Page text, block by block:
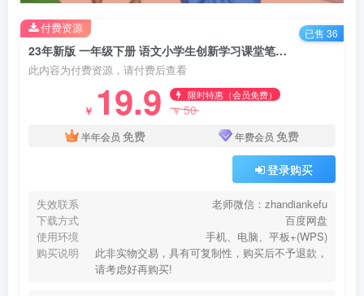
23年新版 一年级下册 语文小学生创新学习课堂笔记 百度网盘下载
此内容为付费资源，请付费后查看
￥ 19.9 限时特惠（会员免费）
￥50
半年会员 免费 年费会员 免费
登录购买
失效联系
老师微信：zhandiankefu
下载方式
百度网盘
使用环境
手机、电脑、平板+(WPS)
购买说明
此非实物交易，具有可复制性，购买后不予退款，
请考虑好再购买!
付费资源 已售 36